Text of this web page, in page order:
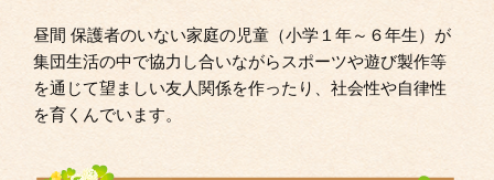
昼間 保護者のいない家庭の児童（小学１年～６年生）が
集団生活の中で協力し合いながらスポーツや遊び製作等
を通じて望ましい友人関係を作ったり、社会性や自律性
を育くんでいます。